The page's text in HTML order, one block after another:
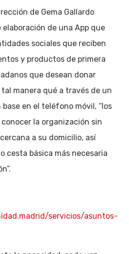
de Gema Gallardo
de una App que
sociales que reciben
y productos de primera
que desean donar
manera qué a través de un
en el teléfono móvil, “los
la organización sin
a su domicilio, así
cesta básica más necesaria
servicios/asuntos-